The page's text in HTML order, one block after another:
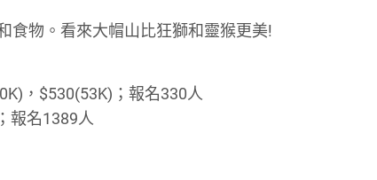
食物。看來大帽山比狂獅和靈猴更美!
，$530(53K)；報名330人
報名1389人